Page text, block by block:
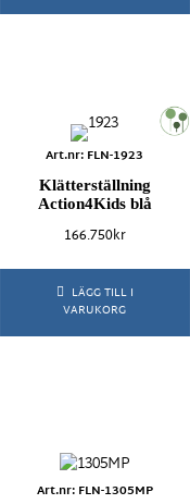
Art.nr: FLN-1923
Klätterställning
Action4Kids blå
166.750kr
LÄGG TILL I
VARUKORG
Art.nr: FLN-1305MP